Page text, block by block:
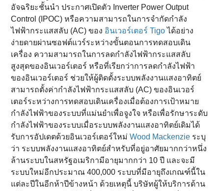
อัจฉริยะชั้นนำ ประกาศเปิดตัว Inverter Power Output
Control (IPOC) หรือความสามารถในการจำกัดกำลัง
ไฟฟ้ากระแสสลับ (AC) ของ อินเวอร์เตอร์ Tigoได้อย่าง
ง่ายดายผ่านซอฟต์แวร์ระหว่างขั้นตอนการทดสอบเดิน
เครื่อง ความสามารถในการลดกำลังไฟฟ้ากระแสสลับ
สูงสุดของอินเวอร์เตอร์ หรือที่เรียกว่าการลดกำลังไฟฟ้า
ของอินเวอร์เตอร์ ช่วยให้ผู้ติดตั้งระบบพลังงานแสงอาทิตย์
สามารถตั้งค่ากำลังไฟฟ้ากระแสสลับ (AC) ของอินเวอร์
เตอร์ระหว่างการทดสอบเดินเครื่องเมื่อต้องการเป้าหมาย
กำลังไฟฟ้าของระบบที่แม่นยำเพื่อจูงใจ หรือเพื่อรักษาระดับ
กำลังไฟฟ้าของระบบเมื่อระบบพลังงานแสงอาทิตย์เดิมได้
รับการอัปเดตด้วยอินเวอร์เตอร์ใหม่Wood Mackenzie ระบุ
ว่า ระบบพลังงานแสงอาทิตย์สำหรับที่อยู่อาศัยมากกว่าหนึ่ง
ล้านระบบในสหรัฐอเมริกามีอายุมากกว่า 10 ปี และจะมี
ระบบใหม่อีกประมาณ 400,000 ระบบที่มีอายุถึงเกณฑ์นี้ใน
แต่ละปีในอีกห้าปีข้างหน้า ด้วยเหตุนี้ บริษัทผู้ให้บริการด้าน